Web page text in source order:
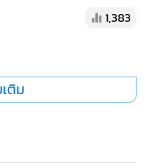
าย ปฏิบัติหน้าที่ด้วยความ
พเป็นหลัก หรืออาจจะมี
งขออภัย
ล่าวเป็นด่านตรวจนักเรียน
มือให้หยุด แต่ด้วยความที่รถ
ล้วล้มลงไป ซึ่งทางเจ้า
1,383
ติม